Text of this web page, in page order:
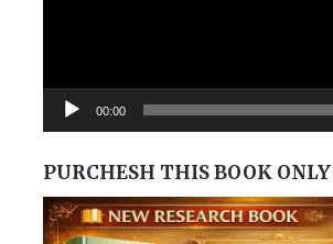
00:00
PURCHESH THIS BOOK